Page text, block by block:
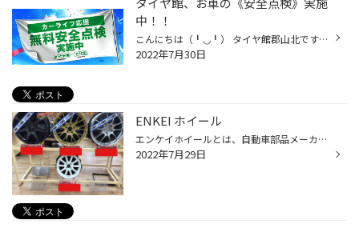
中！！
こんにちは（╹◡╹） タイヤ館郡山北です！ 夏場になり、なにかと車を使う機会が 多くなっていきますが お出かけ前のお車の点検はお済みでしょうか？？ 当店ではお車の無料安全点検を実施しております！！ 出先でのトラブルを回避する為に オススメします(^_^)v スタッフ一同心よりお待ちしております...
2022年7月30日
ENKEI ホイール
エンケイホイールとは、自動車部品メーカーのエンケイが製造しているホイールのことです。 剛性と強度を増しつつ、軽量化も実現する独自のリム成形技術であるMAT PRCESSを確立するなど、技術力の高さは業界屈指。WORK（ワーク）、 RAYS（レイズ）と並ぶ、日本3大ホイールメーカーの1つに数えられて...
2022年7月29日